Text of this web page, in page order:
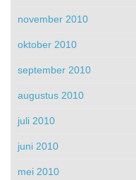
november 2010
oktober 2010
september 2010
augustus 2010
juli 2010
juni 2010
mei 2010